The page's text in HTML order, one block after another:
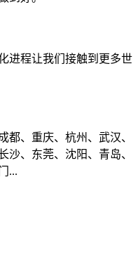
进程让我们接触到更多世
都、重庆、杭州、武汉、
沙、东莞、沈阳、青岛、
...